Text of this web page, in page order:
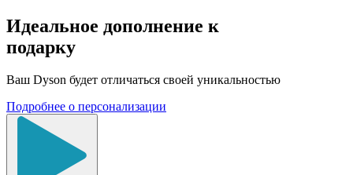
Идеальное дополнение к
подарку
Ваш Dyson будет отличаться своей уникальностью
Подробнее о персонализации